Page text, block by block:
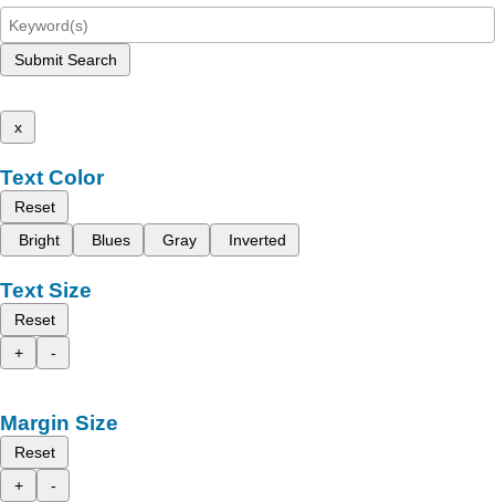
Submit Search
x
Text Color
Reset
Bright
Blues Gray Inverted
Text Size
Reset
+
-
Margin Size
Reset
+
-